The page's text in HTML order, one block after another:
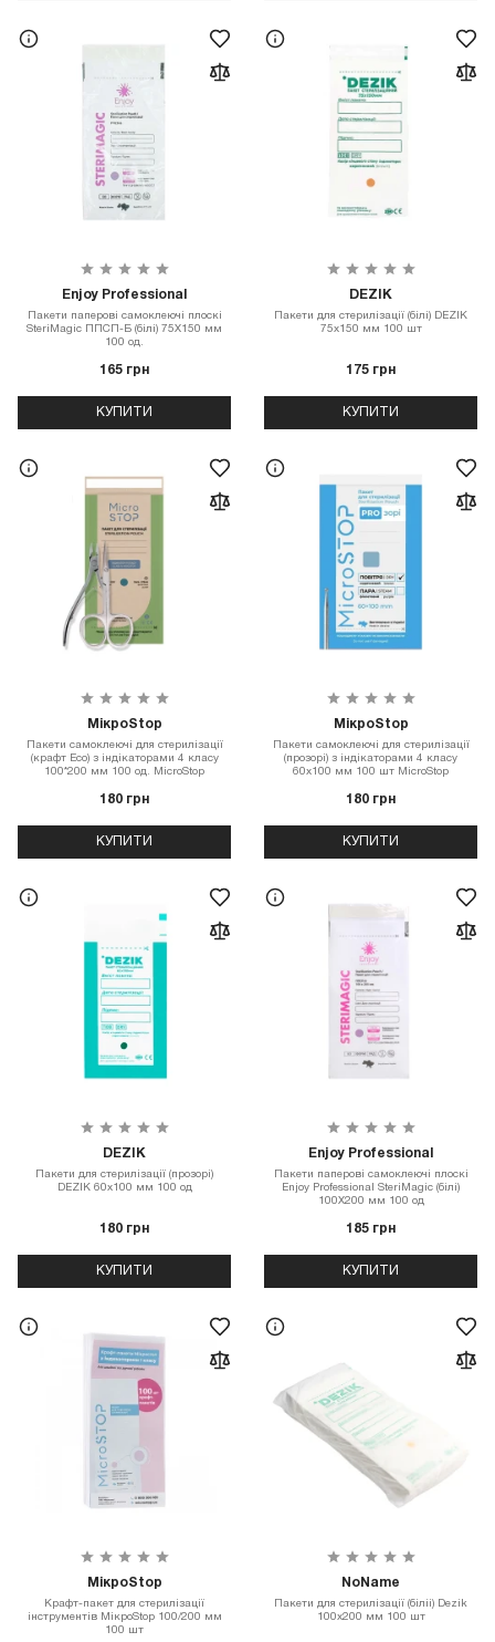
Enjoy Professional
Пакети паперові самоклеючі плоскі
SteriMagiс ППСП-Б (білі) 75Х150 мм
100 од.
165 грн
КУПИТИ
DEZIK
Пакети для стерилізації (білі) DEZIK
75х150 мм 100 шт
175 грн
КУПИТИ
МікроStop
Пакети самоклеючі для стерилізації
(крафт Eco) з індікаторами 4 класу
100*200 мм 100 од. MicroStop
180 грн
КУПИТИ
МікроStop
Пакети самоклеючі для стерилізації
(прозорі) з індікаторами 4 класу
60х100 мм 100 шт MicroStop
180 грн
КУПИТИ
DEZIK
Пакети для стерилізації (прозорі)
DEZIK 60х100 мм 100 од
180 грн
КУПИТИ
Enjoy Professional
Пакети паперові самоклеючі плоскі
Enjoy Professional SteriMagiс (білі)
100Х200 мм 100 од
185 грн
КУПИТИ
МікроStop
Крафт-пакет для стерилізації
інструментів МікроStop 100/200 мм
100 шт
NoName
Пакети для стерилізації (біліі) Dezik
100х200 мм 100 шт